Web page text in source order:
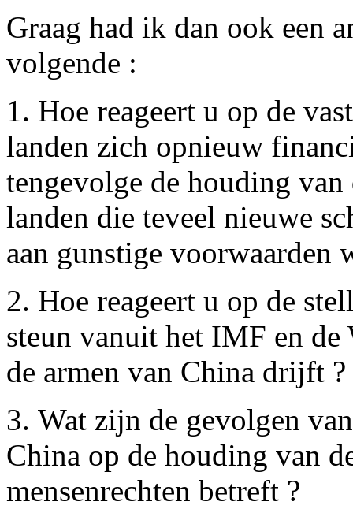
Graag had ik dan ook een
volgende :
1. Hoe reageert u op de
landen zich opnieuw
tengevolge de houding
landen die teveel nieuwe
aan gunstige voorwaarden
2. Hoe reageert u op de
steun vanuit het IMF en
de armen van China drijft ?
3. Wat zijn de gevolgen
China op de houding van
mensenrechten betreft ?